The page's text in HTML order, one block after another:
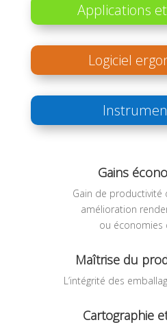
Applications
Logiciel
Gains
Gain de productivité
amélioration
ou économies
Maîtrise du
L’intégrité des
Cartographie